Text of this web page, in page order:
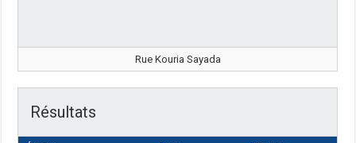
Rue Kouria Sayada
Résultats